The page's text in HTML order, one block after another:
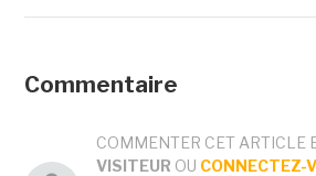
Commentaire
COMMENTER CET ARTICLE
VISITEUR OU CONNECTEZ-